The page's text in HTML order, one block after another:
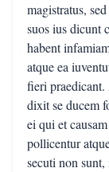
magistratus,
suos ius dicunt
habent
atque ea
fieri
dixit se ducem
ei qui et
pollicentur
secuti non